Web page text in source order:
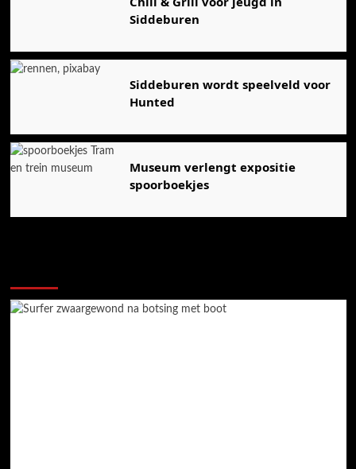
Siddeburen
Siddeburen wordt speelveld voor
Hunted
Museum verlengt expositie
spoorboekjes